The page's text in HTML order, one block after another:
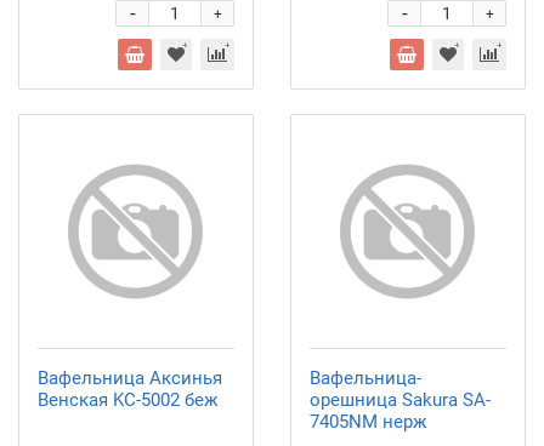
+
- +
-
Вафельница Аксинья
Венская KC-5002 беж
Вафельница-
орешница Sakura SA-
7405NM нерж